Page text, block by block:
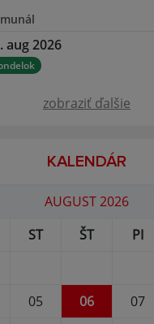
aug 2026
zobraziť ďalšie
KALENDÁR
AUGUST 2026
ST ŠT PI
05 06 07